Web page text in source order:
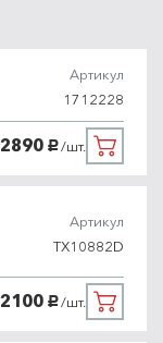
Артикул
1712228
2890 руб./шт.
Артикул
TX10882D
2100 руб./шт.